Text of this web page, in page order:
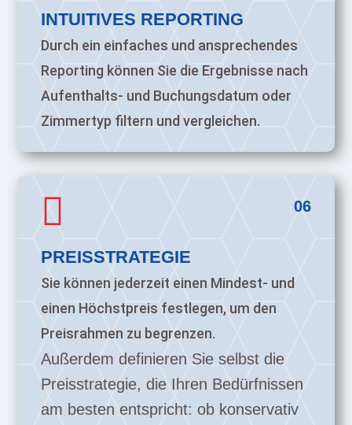
INTUITIVES REPORTING
Durch ein einfaches und ansprechendes
Reporting können Sie die Ergebnisse nach
Aufenthalts- und Buchungsdatum oder
Zimmertyp filtern und vergleichen.
06

PREISSTRATEGIE
Sie können jederzeit einen Mindest- und
einen Höchstpreis festlegen, um den
Preisrahmen zu begrenzen.
Außerdem definieren Sie selbst die
Preisstrategie, die Ihren Bedürfnissen
am besten entspricht: ob konservativ